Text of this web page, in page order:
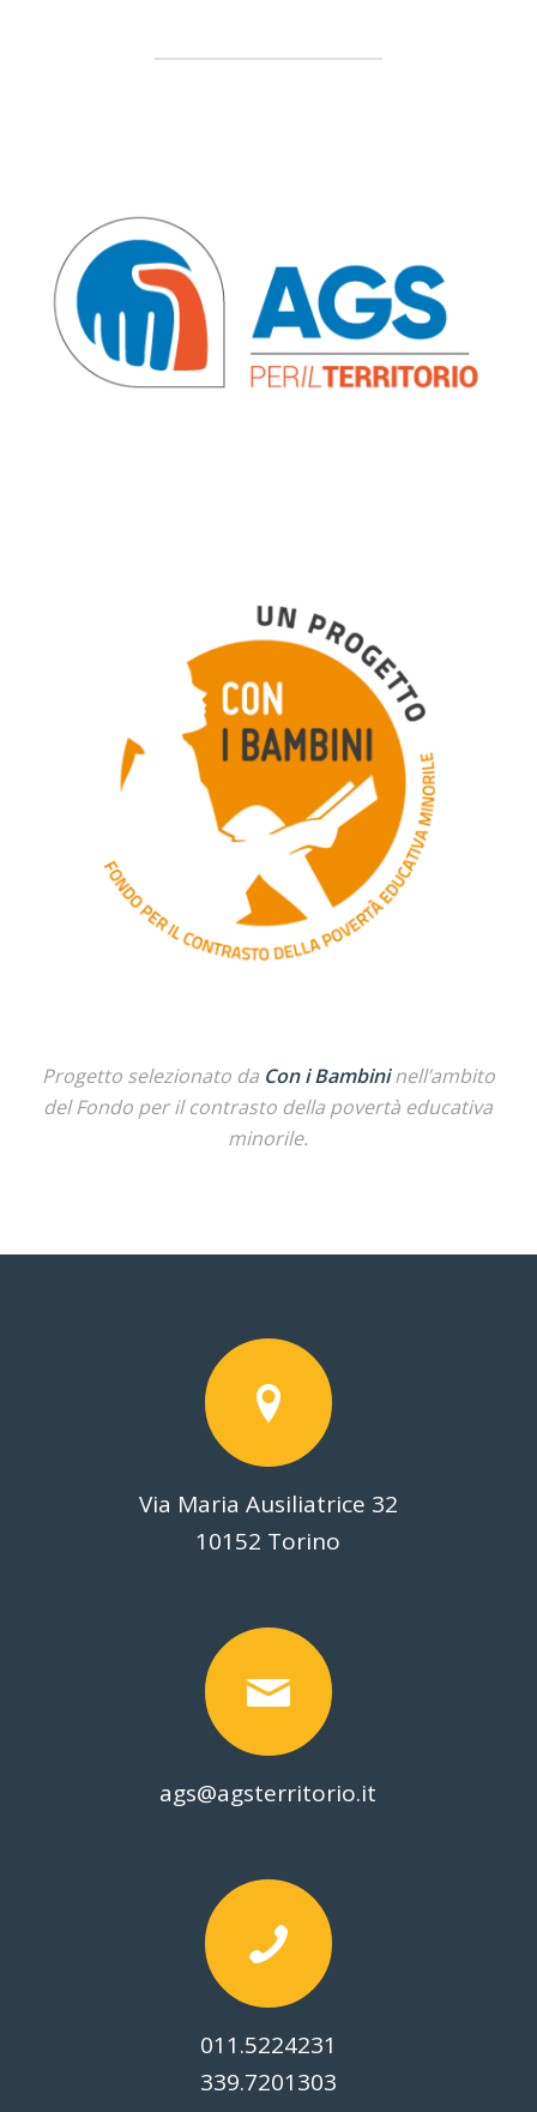
Progetto selezionato da Con i Bambininell’ambito
del Fondo per il contrasto della povertà educativa
minorile.
Via Maria Ausiliatrice 32
10152 Torino
ags@agsterritorio.it
011.5224231
339.7201303